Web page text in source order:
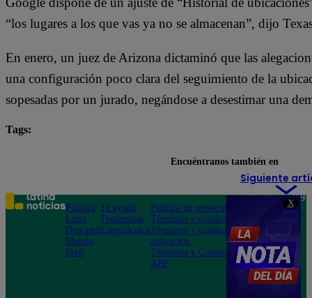
X
“los lugares a los que vas ya no se almacenan”, dijo
En enero, un juez de Arizona dictaminó que las
una configuración poco clara del seguimiento de la
sopesadas por un jurado, negándose a desestimar una
Tags:
Siguiente
Encuéntranos también en
Política
Lima
Deportes
Mundo
Perú
Te ayudo
Tendencias
Espectáculos
Política de privacidad
Términos y condiciones
Términos y condiciones
aplicación
Términos y Condiciones
APP
Teléfono: 219
Av. San
Felipe 968
Jesús María